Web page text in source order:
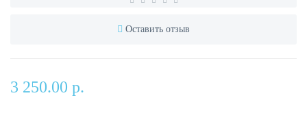
Оставить отзыв
3 250.00 р.